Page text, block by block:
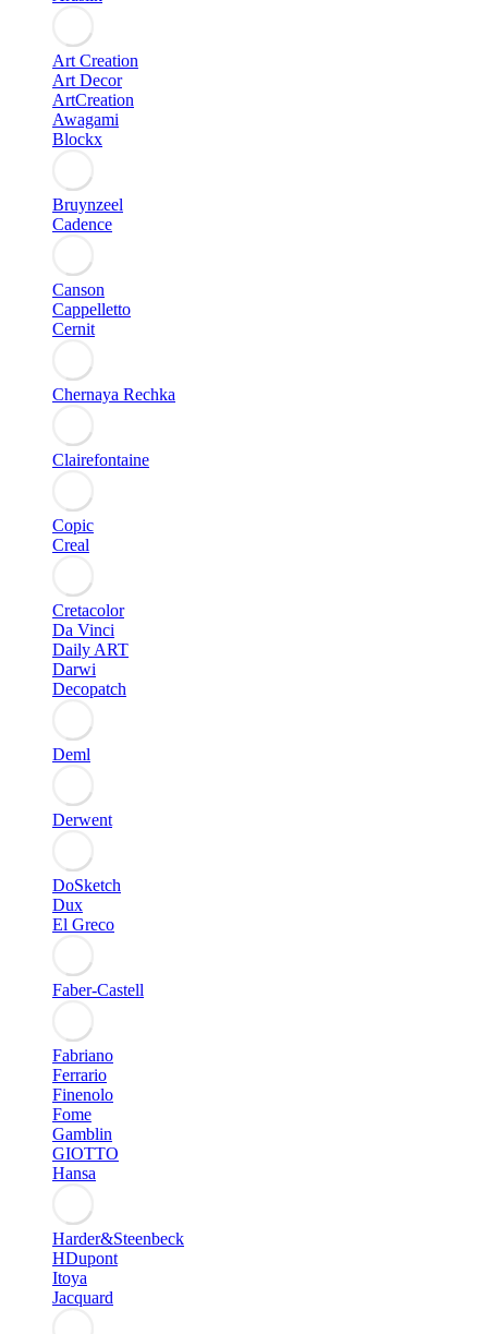
Art Creation
Art Decor
ArtCreation
Awagami
Blockx
Bruynzeel
Cadence
Canson
Cappelletto
Cernit
Chernaya Rechka
Clairefontaine
Copic
Creal
Cretacolor
Da Vinci
Daily ART
Darwi
Decopatch
Deml
Derwent
DoSketch
Dux
El Greco
Faber-Castell
Fabriano
Ferrario
Finenolo
Fome
Gamblin
GIOTTO
Hansa
Harder&Steenbeck
HDupont
Itoya
Jacquard